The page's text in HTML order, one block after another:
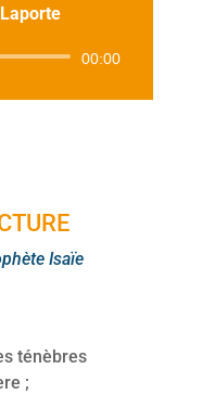
00:00
Isaïe
ténèbres
;